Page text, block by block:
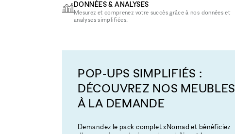
DONNÉES & ANALYSES
Mesurez et comprenez votre succès grâce à nos données et
analyses simplifiées.
POP-UPS SIMPLIFIÉS :
DÉCOUVREZ NOS MEUBLES
À LA DEMANDE
Demandez le pack complet xNomad et bénéficiez